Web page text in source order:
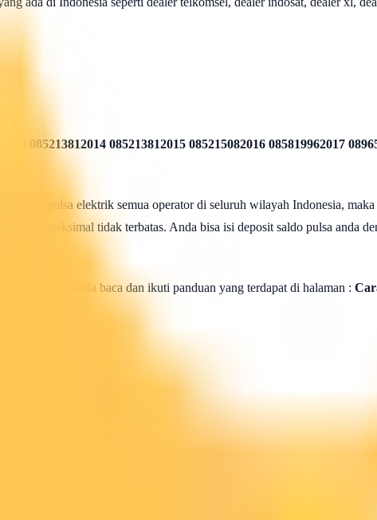
085213812014 085213812015 085215082016 085819962017
ulang pulsa elektrik semua operator di seluruh wilayah Indonesia,
dan maksimal tidak terbatas. Anda bisa isi deposit saldo pulsa anda
ini silahkan anda baca dan ikuti panduan yang terdapat di halaman :